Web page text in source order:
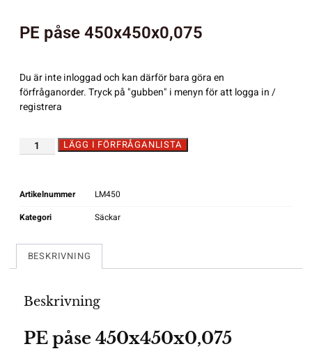
PE påse 450x450x0,075
Du är inte inloggad och kan därför bara göra en
förfråganorder. Tryck på "gubben" i menyn för att logga in /
registrera
LÄGG I FÖRFRÅGANLISTA
Artikelnummer
LM450
Kategori
Säckar
BESKRIVNING
Beskrivning
PE påse 450x450x0,075